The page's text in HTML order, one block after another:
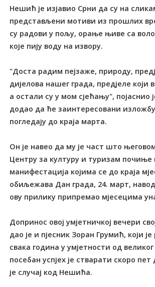
Нешић је изјавио Срни да су на
представљени мотиви из прошлих
су радови у пољу, орање њиве са
које пију воду на извору.
"Доста радим пејзаже, природу,
дијелова нашег града, предјеле који
а остали су у мом сјећању", појаснио
додао да ће заинтересовани
погледају до краја марта.
Он је навео да му је част што
Центру за културу и туризам почиње
манифестација којима се до краја
обиљежава Дан града, 24. март,
ову прилику припремао мјесецима
Допринос овој умјетничкој вечери
дао је и пјесник Зоран Грумић, који је
свака година у умјетности од великог
посебан успјех је стварати скоро пет
је случај код Нешића.